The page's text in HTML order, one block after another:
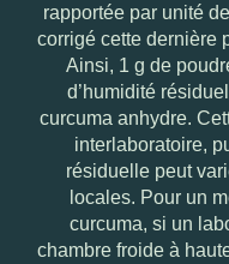
rapportée par unité
corrigé cette dernière
Ainsi, 1 g de
d’humidité
curcuma anhydre.
interlaboratoire,
résiduelle peut
locales. Pour un
curcuma, si un
chambre froide à